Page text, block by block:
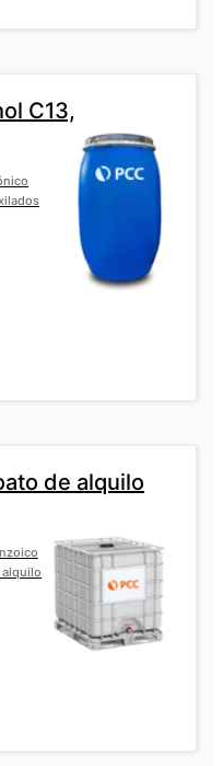
C13,
de alquilo
alquilo